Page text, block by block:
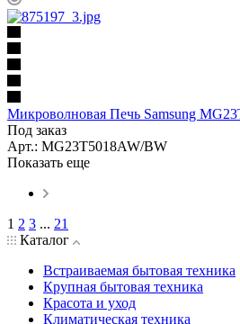
Микроволновая Печь Samsung
Под заказ
Арт.: MG23T5018AW/BW
Показать еще
1 2 3 ... 21
Каталог
Встраиваемая бытовая техника
Крупная бытовая техника
Красота и уход
Климатическая техника